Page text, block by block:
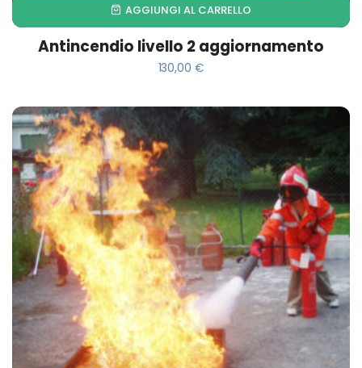
AGGIUNGI AL CARRELLO
Antincendio livello 2 aggiornamento
130,00 €